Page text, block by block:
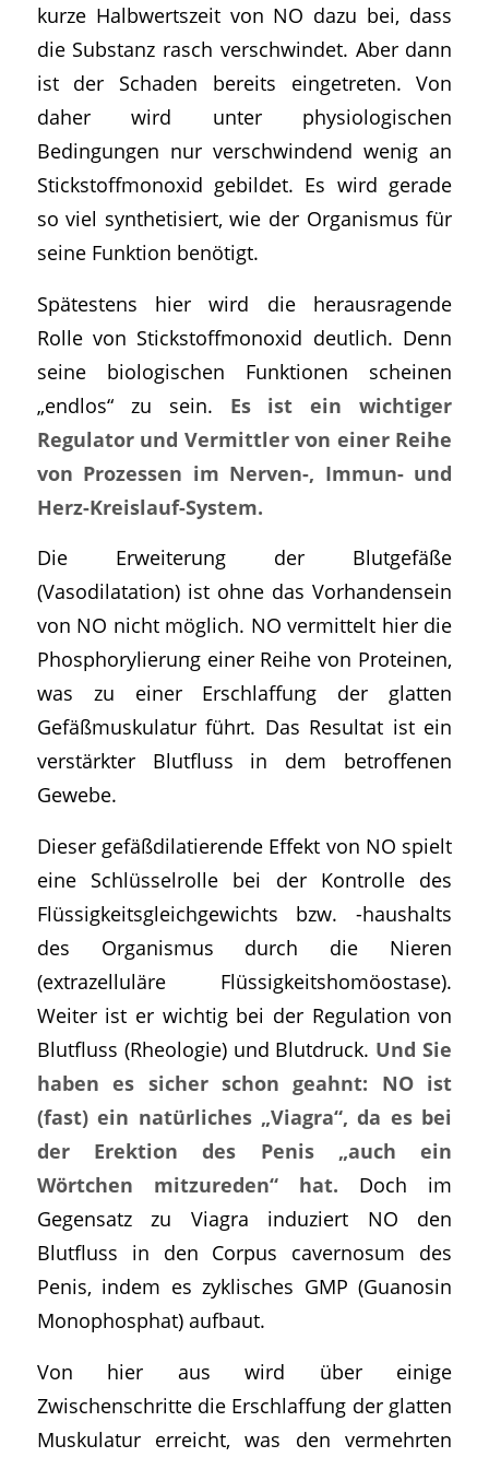
kurze Halbwertszeit von NO dazu bei, dass
die Substanz rasch verschwindet. Aber dann
ist der Schaden bereits eingetreten. Von
daher wird unter physiologischen
Bedingungen nur verschwindend wenig an
Stickstoffmonoxid gebildet. Es wird gerade
so viel synthetisiert, wie der Organismus für
seine Funktion benötigt.
Spätestens hier wird die herausragende
Rolle von Stickstoffmonoxid deutlich. Denn
seine biologischen Funktionen scheinen
„endlos“ zu sein. Es ist ein wichtiger
Regulator und Vermittler von einer Reihe
von Prozessen im Nerven-, Immun- und
Herz-Kreislauf-System.
Die Erweiterung der Blutgefäße
(Vasodilatation) ist ohne das Vorhandensein
von NO nicht möglich. NO vermittelt hier die
Phosphorylierung einer Reihe von Proteinen,
was zu einer Erschlaffung der glatten
Gefäßmuskulatur führt. Das Resultat ist ein
verstärkter Blutfluss in dem betroffenen
Gewebe.
Dieser gefäßdilatierende Effekt von NO spielt
eine Schlüsselrolle bei der Kontrolle des
Flüssigkeitsgleichgewichts bzw. -haushalts
des Organismus durch die Nieren
(extrazelluläre Flüssigkeitshomöostase).
Weiter ist er wichtig bei der Regulation von
Blutfluss (Rheologie) und Blutdruck. Und Sie
haben es sicher schon geahnt: NO ist
(fast) ein natürliches „Viagra“, da es bei
der Erektion des Penis „auch ein
Wörtchen mitzureden“ hat. Doch im
Gegensatz zu Viagra induziert NO den
Blutfluss in den Corpus cavernosum des
Penis, indem es zyklisches GMP (Guanosin
Monophosphat) aufbaut.
Von hier aus wird über einige
Zwischenschritte die Erschlaffung der glatten
Muskulatur erreicht, was den vermehrten